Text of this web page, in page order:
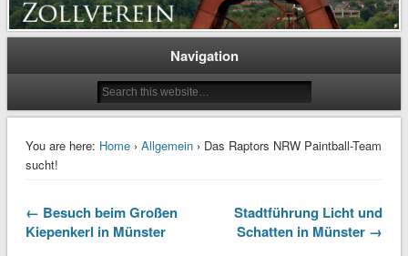
Navigation
You are here: Home› Allgemein› Das Raptors NRW Paintball-Team
sucht!
← Besuch beim Großen
Kiepenkerl in Münster
Stadtführung Licht und
Schatten in Münster →